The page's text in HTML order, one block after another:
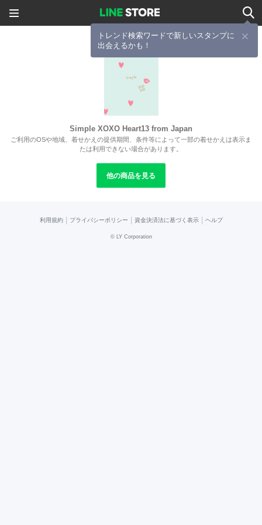
トレンド検索ワードで新しいスタンプに
出会えるかも！
Simple XOXO Heart13 from Japan
ご利用のOSや地域、着せかえの提供期間、条件等によって一部の着せかえは表示ま
たは利用できない場合があります。
他の商品を見る
利用規約 プライバシーポリシー 資金決済法に基づく表示 ヘルプ
© LY Corporation